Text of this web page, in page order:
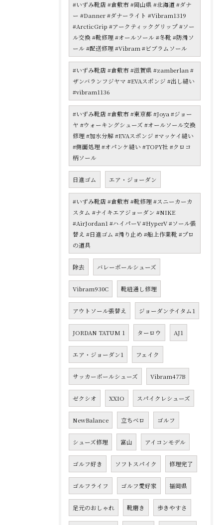
#いずみ靴店 #倉敷市 #岡山県 #北海道 #ダナ
ー #Danner #ダナーライト #Vibram1319
#ArcticGrip #アークティックグリップ #ソー
ル交換 #靴修理 #オールソール #冬靴 #防滑ソ
ール #配送修理 #Vibram #ビブラムソール
#いずみ靴店 #倉敷市 #滋賀県 #zamberlan #
ザンバランフジヤマ #EVAスポンジ #出し縫い
#vibram1136
#いずみ靴店 #倉敷市 #東京都 #Joya #ジョー
ヤ #ウォーキングシューズ #オールソール交換
修理 #加水分解 #EVAスポンジ #マッケイ縫い
#側面処理 #オパンケ縫い #TOPY社 #クロコ
柄ソール
日進ゴム エア・ジョーダン
#いずみ靴店 #倉敷市 #靴修理 #スニーカーカ
スタム #ナイキエアジョーダン #NIKE
#AirJordan1 #ハイパーV #HyperV #ソール張
替え #日進ゴム #滑り止め #船上作業靴 #プロ
の道具
除去 バレーボールシューズ
Vibram930C 靴紐通し修理
アウトソール張替え ジョーダンテイタム1
JORDAN TATUM 1 ターロウ AJ1
エア・ジョーダン1 フェイク
サッカーボールシューズ Vibram477B
ゼクシオ XXIO スパイクレシューズ
NewBalance 立ちベロ ゴルフ
シューズ修理 富山 アイコンモデル
ゴルフ好き ソフトスパイク 修理完了
ゴルフライフ ゴルフ愛好家 福岡県
足元のおしゃれ 靴磨き 歩きやすさ